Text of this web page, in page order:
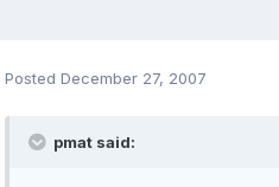
Posted December 27, 2007
pmat said: